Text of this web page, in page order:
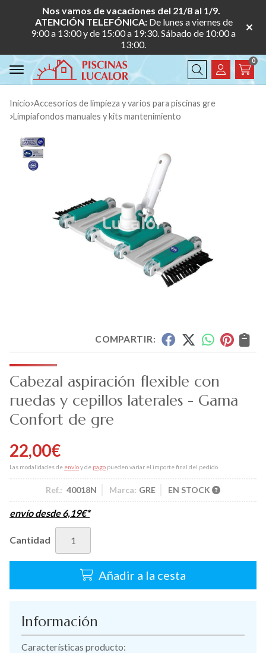
Nos vamos de vacaciones del 21/8 al 1/9.
ATENCIÓN TELEFÓNICA: De lunes a viernes de
9:00 a 13:00 y de 15:00 a 19:30. Sábado de 10:00 a
13:00.
Buscar
0
Inicio
accesorios de limpieza y varios para piscinas gre
limpiafondos manuales y kits mantenimiento
COMPARTIR:
Cabezal aspiración flexible con
ruedas y cepillos laterales - Gama
Confort de gre
22,00€
Las modalidades de envíoy de pago pueden variar el importe final del pedido.
Ref.: 40018N Marca: GRE EN STOCK
envío desde6,19€*
Cantidad
Añadir a la cesta
Información
Características producto: